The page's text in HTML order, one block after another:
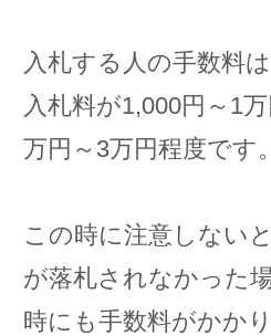
入札する人の手数料
入札料が1,000円～1
万円～3万円程度です。
この時に注意しない
が落札されなかった
時にも手数料がかかり